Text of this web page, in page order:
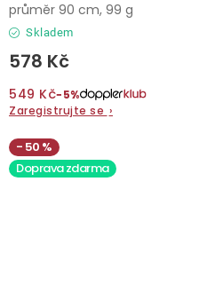
Skladem
578 Kč
549 Kč−5%
Zaregistrujte se ›
průměr 90 cm, 99 g
50 %
Doprava zdarma